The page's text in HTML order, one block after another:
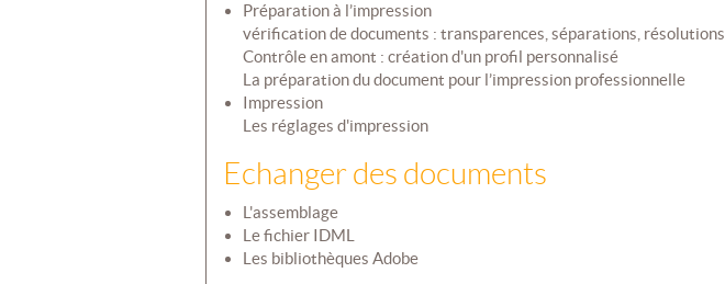
Préparation à l’impression
vérification de documents : transparences, séparations, résolutions
Contrôle en amont : création d'un profil personnalisé
La préparation du document pour l’impression professionnelle
Impression
Les réglages d'impression
Echanger des documents
L'assemblage
Le fichier IDML
Les bibliothèques Adobe